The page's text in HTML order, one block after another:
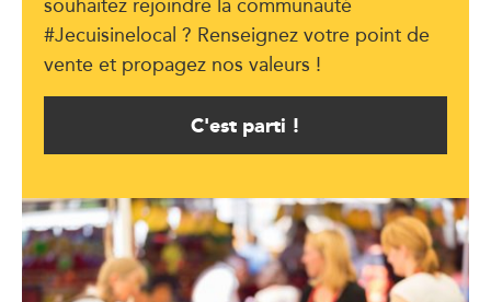
#Jecuisinelocal ? Renseignez votre point de
vente et propagez nos valeurs !
C'est parti !